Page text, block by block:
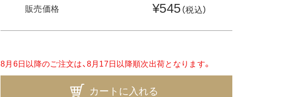
販売価格 ¥545 （税込）
8月6日以降のご注文は、8月17日以降順次出荷となります。
カートに入れる